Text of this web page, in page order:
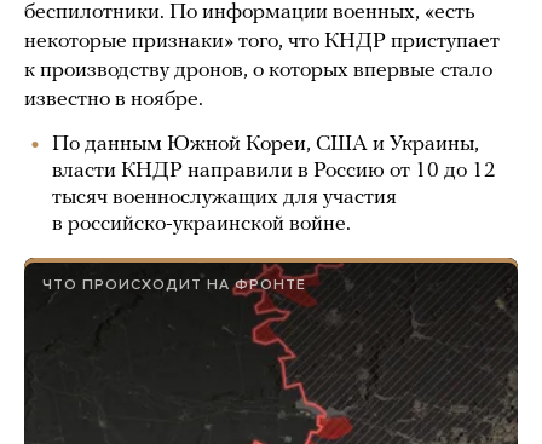
беспилотники. По информации военных, «есть
некоторые признаки» того, что КНДР приступает
к производству дронов, о которых впервые стало
известно в ноябре.
По данным Южной Кореи, США и Украины,
власти КНДР направили в Россию от 10 до 12
тысяч военнослужащих для участия
в российско-украинской войне.
ЧТО ПРОИСХОДИТ НА ФРОНТЕ